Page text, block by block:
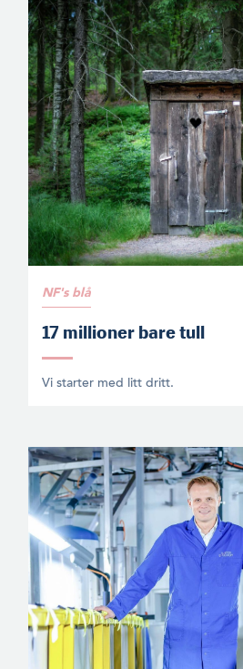
NF's blå
17 millioner bare tull
Vi starter med litt dritt.